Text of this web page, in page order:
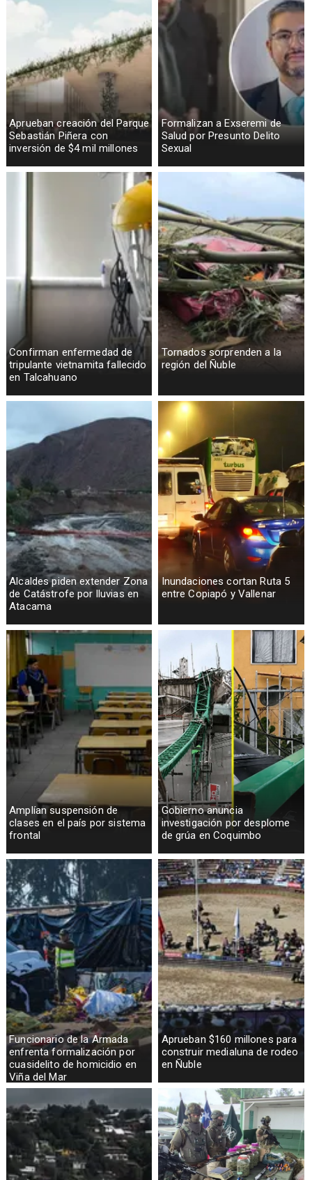
Aprueban creación del Parque
Sebastián Piñera con
inversión de $4 mil millones
Formalizan a Exseremi de
Salud por Presunto Delito
Sexual
Confirman enfermedad de
tripulante vietnamita fallecido
en Talcahuano
Tornados sorprenden a la
región del Ñuble
Alcaldes piden extender Zona
de Catástrofe por lluvias en
Atacama
Inundaciones cortan Ruta 5
entre Copiapó y Vallenar
Amplían suspensión de
clases en el país por sistema
frontal
Gobierno anuncia
investigación por desplome
de grúa en Coquimbo
Funcionario de la Armada
enfrenta formalización por
cuasidelito de homicidio en
Viña del Mar
Aprueban $160 millones para
construir medialuna de rodeo
en Ñuble